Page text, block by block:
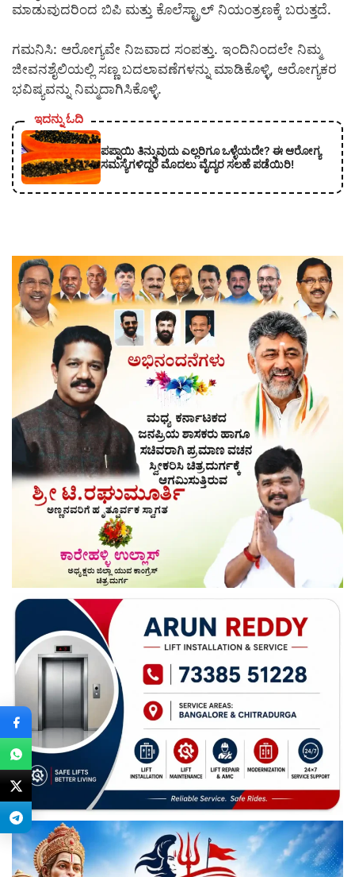
ಮಾಡುವುದರಿಂದ ಬಿಪಿ ಮತ್ತು ಕೊಲೆಸ್ಟ್ರಾಲ್ ನಿಯಂತ್ರಣಕ್ಕೆ ಬರುತ್ತದೆ.
ಗಮನಿಸಿ: ಆರೋಗ್ಯವೇ ನಿಜವಾದ ಸಂಪತ್ತು. ಇಂದಿನಿಂದಲೇ ನಿಮ್ಮ
ಜೀವನಶೈಲಿಯಲ್ಲಿ ಸಣ್ಣ ಬದಲಾವಣೆಗಳನ್ನು ಮಾಡಿಕೊಳ್ಳಿ, ಆರೋಗ್ಯಕರ
ಭವಿಷ್ಯವನ್ನು ನಿಮ್ಮದಾಗಿಸಿಕೊಳ್ಳಿ.
ಇದನ್ನು ಓದಿ
ಪಪ್ಪಾಯಿ ತಿನ್ನುವುದು ಎಲ್ಲರಿಗೂ ಒಳ್ಳೆಯದೇ? ಈ ಆರೋಗ್ಯ
ಸಮಸ್ಯೆಗಳಿದ್ದರೆ ಮೊದಲು ವೈದ್ಯರ ಸಲಹೆ ಪಡೆಯಿರಿ!